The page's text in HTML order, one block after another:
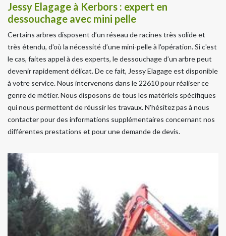
Jessy Elagage à Kerbors : expert en
dessouchage avec mini pelle
Certains arbres disposent d’un réseau de racines très solide et
très étendu, d'où la nécessité d’une mini-pelle à l'opération. Si c'est
le cas, faites appel à des experts, le dessouchage d’un arbre peut
devenir rapidement délicat. De ce fait, Jessy Elagage est disponible
à votre service. Nous intervenons dans le 22610 pour réaliser ce
genre de métier. Nous disposons de tous les matériels spécifiques
qui nous permettent de réussir les travaux. N'hésitez pas à nous
contacter pour des informations supplémentaires concernant nos
différentes prestations et pour une demande de devis.